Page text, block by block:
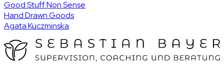
Good Stuff Non Sense
Hand Drawn Goods
Agata Kuczminska